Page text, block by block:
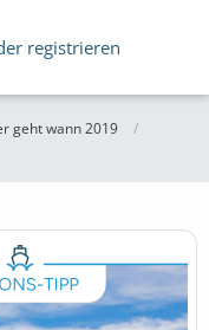
registrieren
geht wann 2019